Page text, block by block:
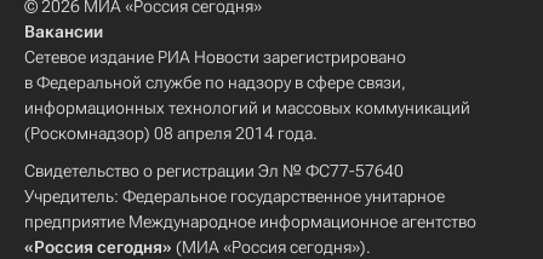
© 2026 МИА «Россия сегодня»
Вакансии
Сетевое издание РИА Новости зарегистрировано
в Федеральной службе по надзору в сфере связи,
информационных технологий и массовых коммуникаций
(Роскомнадзор) 08 апреля 2014 года.
Свидетельство о регистрации Эл № ФС77-57640
Учредитель: Федеральное государственное унитарное
предприятие Международное информационное агентство
«Россия сегодня» (МИА «Россия сегодня»).